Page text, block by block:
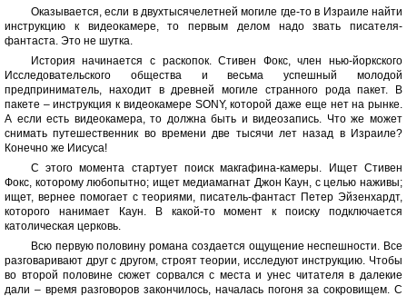
Оказывается, если в двухтысячелетней могиле где-то в Израиле найти
инструкцию к видеокамере, то первым делом надо звать писателя-
фантаста. Это не шутка.
История начинается с раскопок. Стивен Фокс, член нью-йоркского
Исследовательского общества и весьма успешный молодой
предприниматель, находит в древней могиле странного рода пакет. В
пакете – инструкция к видеокамере SONY, которой даже еще нет на рынке.
А если есть видеокамера, то должна быть и видеозапись. Что же может
снимать путешественник во времени две тысячи лет назад в Израиле?
Конечно же Иисуса!
С этого момента стартует поиск макгафина-камеры. Ищет Стивен
Фокс, которому любопытно; ищет медиамагнат Джон Каун, с целью наживы;
ищет, вернее помогает с теориями, писатель-фантаст Петер Эйзенхардт,
которого нанимает Каун. В какой-то момент к поиску подключается
католическая церковь.
Всю первую половину романа создается ощущение неспешности. Все
разговаривают друг с другом, строят теории, исследуют инструкцию. Чтобы
во второй половине сюжет сорвался с места и унес читателя в далекие
дали – время разговоров закончилось, началась погоня за сокровищем. С